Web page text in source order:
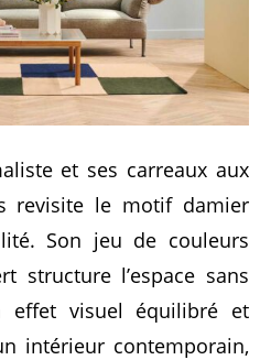
et ses carreaux aux
revisite le motif damier
Son jeu de couleurs
structure l’espace sans
effet visuel équilibré et
intérieur contemporain,